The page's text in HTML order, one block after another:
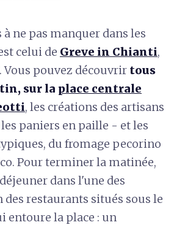
à ne pas manquer dans les
celui de Greve in Chianti,
Vous pouvez découvrir tous
sur la place centrale
, les créations des artisans
paniers en paille - et les
du fromage pecorino
Pour terminer la matinée,
dans l'une des
restaurants situés sous le
entoure la place : un